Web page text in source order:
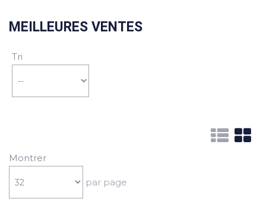
MEILLEURES VENTES
Tri
Montrer
par page